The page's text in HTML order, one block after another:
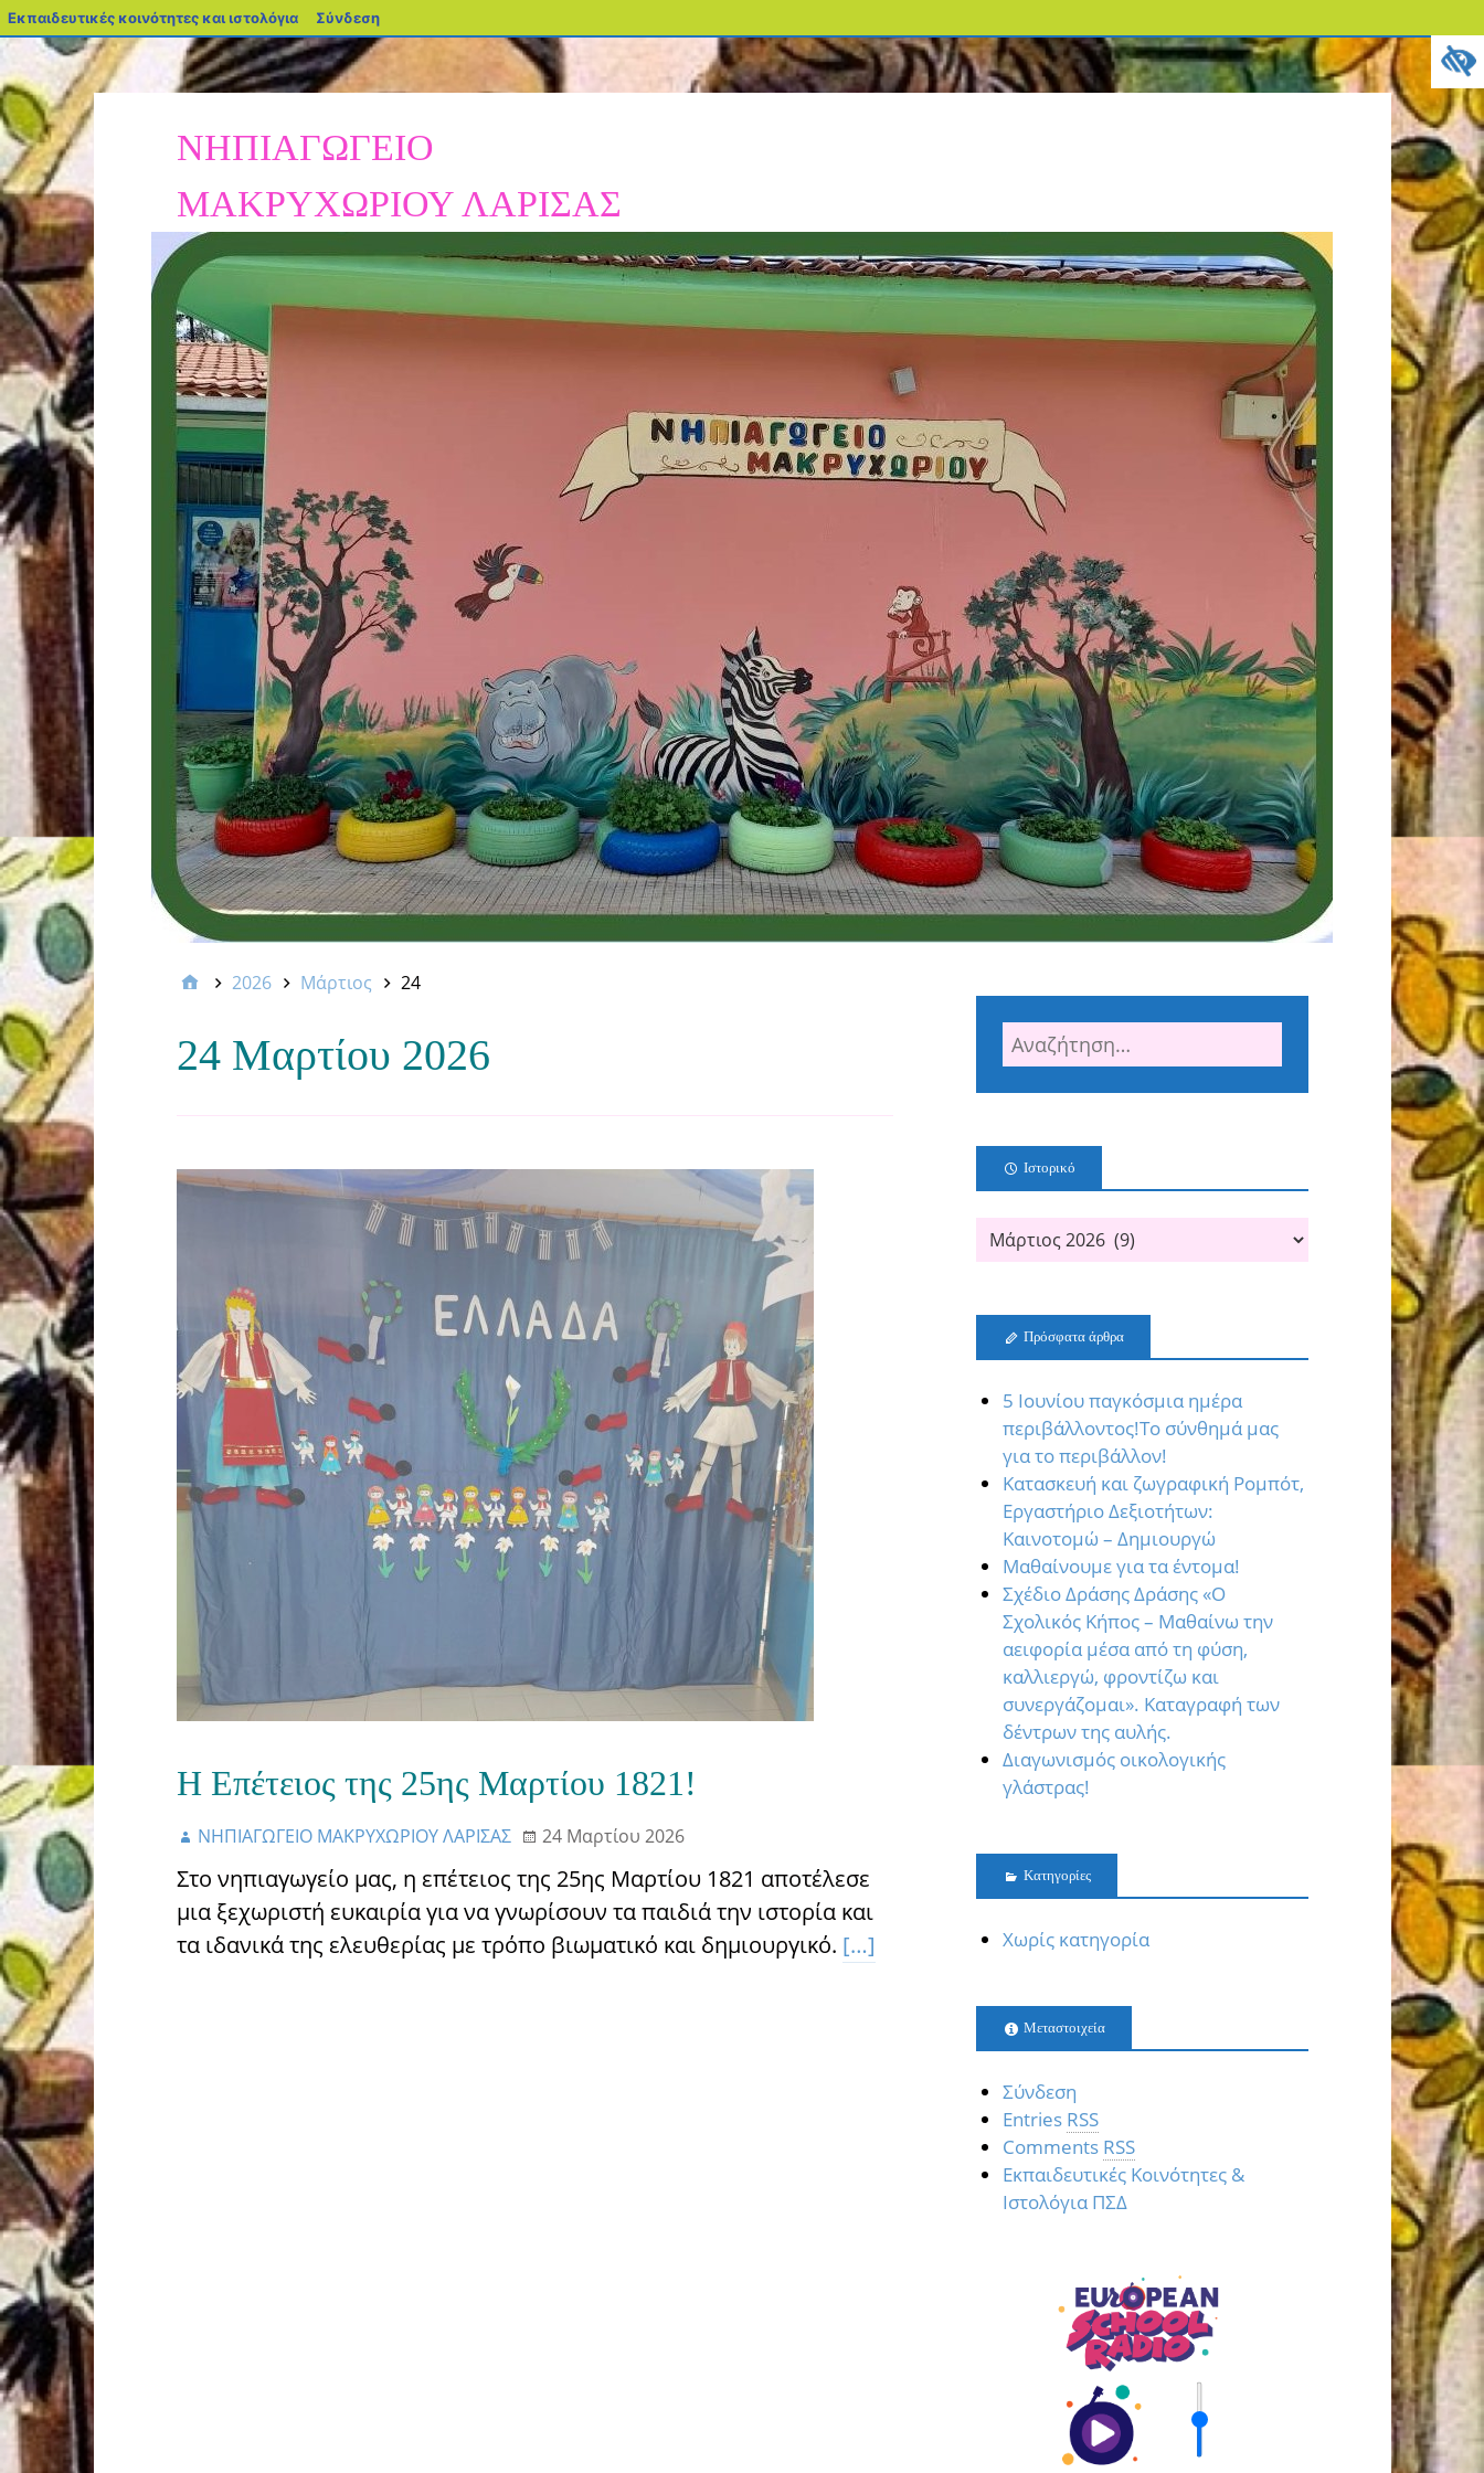
ΝΗΠΙΑΓΩΓΕΙΟ
ΜΑΚΡΥΧΩΡΙΟΥ ΛΑΡΙΣΑΣ
2026 Μάρτιος 24
24 Μαρτίου 2026
Η Επέτειος της 25ης Μαρτίου 1821!
ΝΗΠΙΑΓΩΓΕΙΟ ΜΑΚΡΥΧΩΡΙΟΥ ΛΑΡΙΣΑΣ 24 Μαρτίου 2026
Στο νηπιαγωγείο μας, η επέτειος της 25ης Μαρτίου 1821 αποτέλεσε
μια ξεχωριστή ευκαιρία για να γνωρίσουν τα παιδιά την ιστορία και
τα ιδανικά της ελευθερίας με τρόπο βιωματικό και δημιουργικό. […]
Ιστορικό
Πρόσφατα άρθρα
5 Ιουνίου παγκόσμια ημέρα
περιβάλλοντος!Το σύνθημά μας
για το περιβάλλον!
Κατασκευή και ζωγραφική Ρομπότ,
Εργαστήριο Δεξιοτήτων:
Καινοτομώ – Δημιουργώ
Μαθαίνουμε για τα έντομα!
Σχέδιο Δράσης Δράσης «Ο
Σχολικός Κήπος – Μαθαίνω την
αειφορία μέσα από τη φύση,
καλλιεργώ, φροντίζω και
συνεργάζομαι». Καταγραφή των
δέντρων της αυλής.
Διαγωνισμός οικολογικής
γλάστρας!
Kατηγορίες
Χωρίς κατηγορία
Μεταστοιχεία
Σύνδεση
Entries RSS
Comments RSS
Εκπαιδευτικές Κοινότητες &
Ιστολόγια ΠΣΔ
Εκπαιδευτικές κοινότητες και ιστολόγια Σύνδεση